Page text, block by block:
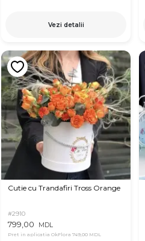
Vezi detalii
Cutie cu Trandafiri Tross Orange
#2910
799,00 MDL
Pret in aplicatia OkFlora 749,00 MDL